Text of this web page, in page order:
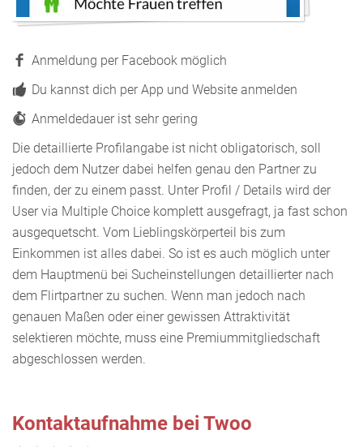
Anmeldung per Facebook möglich
Du kannst dich per App und Website anmelden
Anmeldedauer ist sehr gering
Die detaillierte Profilangabe ist nicht obligatorisch, soll
jedoch dem Nutzer dabei helfen genau den Partner zu
finden, der zu einem passt. Unter Profil / Details wird der
User via Multiple Choice komplett ausgefragt, ja fast schon
ausgequetscht. Vom Lieblingskörperteil bis zum
Einkommen ist alles dabei. So ist es auch möglich unter
dem Hauptmenü bei Sucheinstellungen detaillierter nach
dem Flirtpartner zu suchen. Wenn man jedoch nach
genauen Maßen oder einer gewissen Attraktivität
selektieren möchte, muss eine Premiummitgliedschaft
abgeschlossen werden.
Kontaktaufnahme bei Twoo